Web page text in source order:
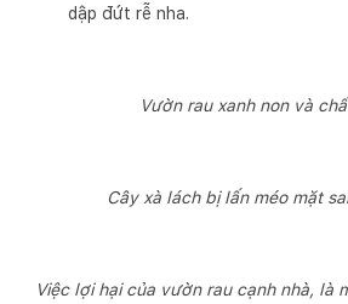
dập đứt rễ nha.
Vườn rau xanh non và
Cây xà lách bị lấn méo mặt
Việc lợi hại của vườn rau cạnh nhà, là